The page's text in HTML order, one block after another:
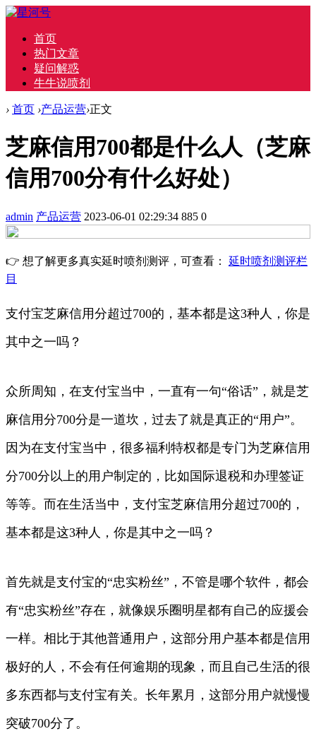
首页
热门文章
疑问解惑
牛牛说喷剂
› 首页 ›产品运营›正文
芝麻信用700都是什么人（芝麻
信用700分有什么好处）
admin 产品运营 2023-06-01 02:29:34 885 0
👉 想了解更多真实延时喷剂测评，可查看： 延时喷剂测评栏
目
支付宝芝麻信用分超过700的，基本都是这3种人，你是
其中之一吗？
众所周知，在支付宝当中，一直有一句“俗话”，就是芝
麻信用分700分是一道坎，过去了就是真正的“用户”。
因为在支付宝当中，很多福利特权都是专门为芝麻信用
分700分以上的用户制定的，比如国际退税和办理签证
等等。而在生活当中，支付宝芝麻信用分超过700的，
基本都是这3种人，你是其中之一吗？
首先就是支付宝的“忠实粉丝”，不管是哪个软件，都会
有“忠实粉丝”存在，就像娱乐圈明星都有自己的应援会
一样。相比于其他普通用户，这部分用户基本都是信用
极好的人，不会有任何逾期的现象，而且自己生活的很
多东西都与支付宝有关。长年累月，这部分用户就慢慢
突破700分了。